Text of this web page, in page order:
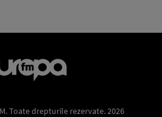
Toate drepturile rezervate. 2026